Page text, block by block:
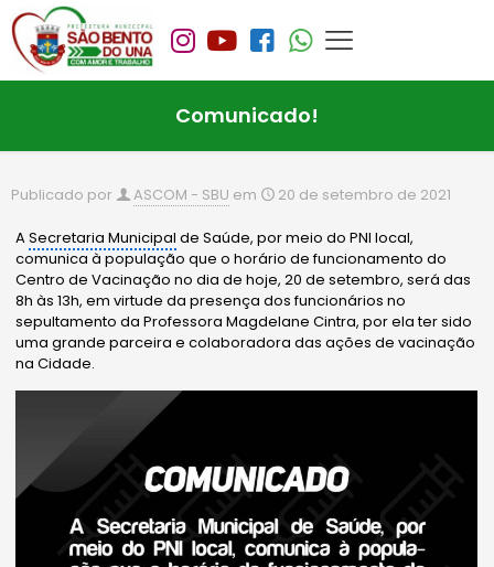
Comunicado!
Publicado por ASCOM - SBU em 20 de setembro de 2021
ASecretaria Municipal de Saúde, por meio do PNI local,
comunica à população que o horário de funcionamento do
Centro de Vacinação no dia de hoje, 20 de setembro, será das
8h às 13h, em virtude da presença dos funcionários no
sepultamento da Professora Magdelane Cintra, por ela ter sido
uma grande parceira e colaboradora das ações de vacinação
na Cidade.